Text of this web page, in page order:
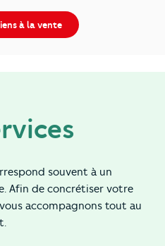
à la vente
souvent à un
Afin de concrétiser votre
accompagnons tout au